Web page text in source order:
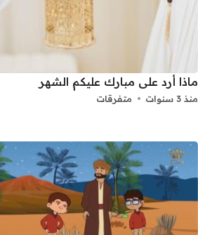
ماذا أرد على مبارك عليكم الشهر
منذ 3 سنوات متفرقات